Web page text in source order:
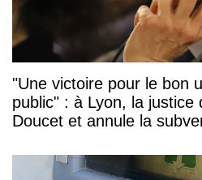
"Une victoire pour le bon
public" : à Lyon, la justice
Doucet et annule la